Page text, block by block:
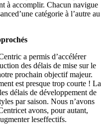
à accomplir. Chacun navigue
catégorie à l’autre au
a permis d’accélérer
des délais de mise sur le
prochain objectif majeur.
est presque trop courte ! La
délais de développement de
par saison. Nous n’avons
avons, pour autant,
leseffectifs.